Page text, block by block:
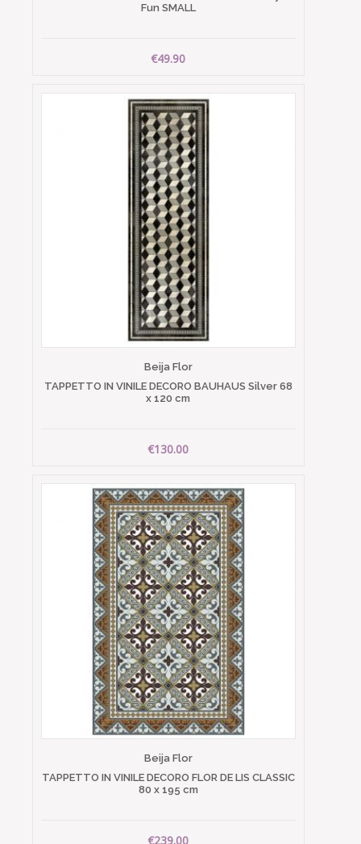
Fun SMALL
€49.90
Beija Flor
TAPPETTO IN VINILE DECORO BAUHAUS Silver 68
x 120 cm
€130.00
Beija Flor
TAPPETTO IN VINILE DECORO FLOR DE LIS CLASSIC
80 x 195 cm
€239.00